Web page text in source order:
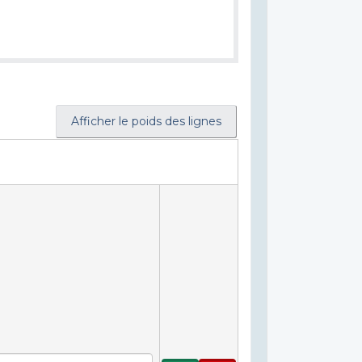
Afficher le poids des lignes